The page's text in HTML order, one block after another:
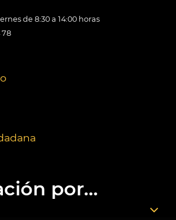
de 8:30 a 14:00 horas
78
por...